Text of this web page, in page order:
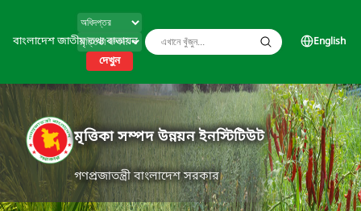
বাংলাদেশ জাতীয় তথ্য বাতায়ন
দেখুন
English
মৃত্তিকা সম্পদ উন্নয়ন ইনস্টিটিউট
গণপ্রজাতন্ত্রী বাংলাদেশ সরকার